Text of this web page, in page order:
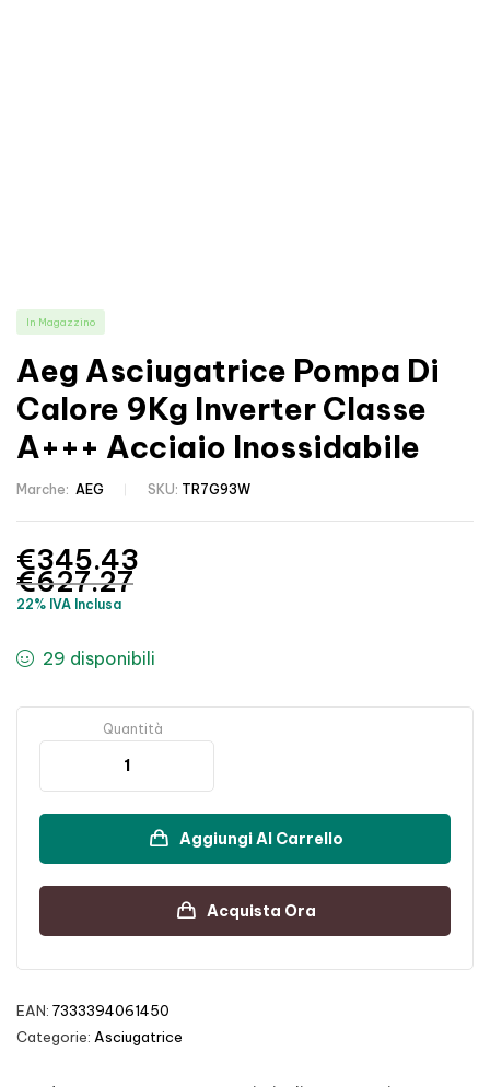
In Magazzino
Aeg Asciugatrice Pompa Di
Calore 9Kg Inverter Classe
A+++ Acciaio Inossidabile
Marche: AEG SKU: TR7G93W
€627.27
€345.43
22% IVA Inclusa
29 disponibili
Quantità
Aggiungi Al Carrello
Acquista Ora
EAN: 7333394061450
Categorie: Asciugatrice